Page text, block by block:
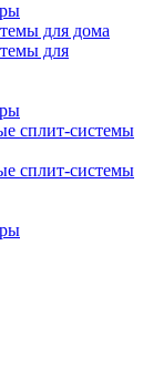
для дома
для
сплит-системы
сплит-системы